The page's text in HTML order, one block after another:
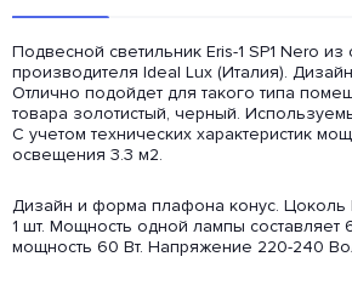
Подвесной светильник Eris-1 SP1 Nero из
производителя Ideal Lux (Италия).
Отлично подойдет для такого типа
товара золотистый, черный.
С учетом технических характеристик
освещения 3.3 м2.
Дизайн и форма плафона конус. Цоколь
1 шт. Мощность одной лампы составляет
мощность 60 Вт. Напряжение 220-240